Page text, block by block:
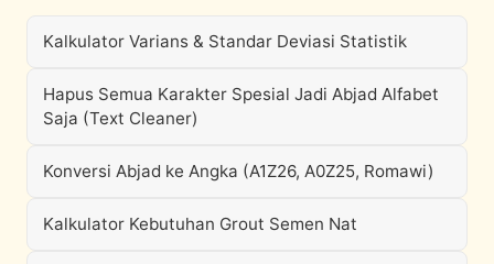
Kalkulator Varians & Standar Deviasi Statistik
Hapus Semua Karakter Spesial Jadi Abjad Alfabet
Saja (Text Cleaner)
Konversi Abjad ke Angka (A1Z26, A0Z25, Romawi)
Kalkulator Kebutuhan Grout Semen Nat